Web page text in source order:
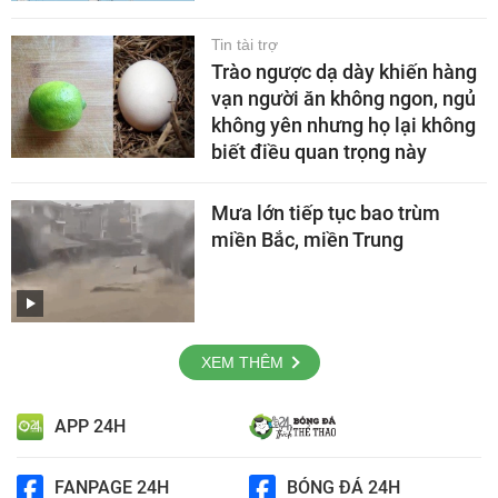
Tin tài trợ
Trào ngược dạ dày khiến hàng
vạn người ăn không ngon, ngủ
không yên nhưng họ lại không
biết điều quan trọng này
Mưa lớn tiếp tục bao trùm
miền Bắc, miền Trung
XEM THÊM
APP 24H
FANPAGE 24H BÓNG ĐÁ 24H